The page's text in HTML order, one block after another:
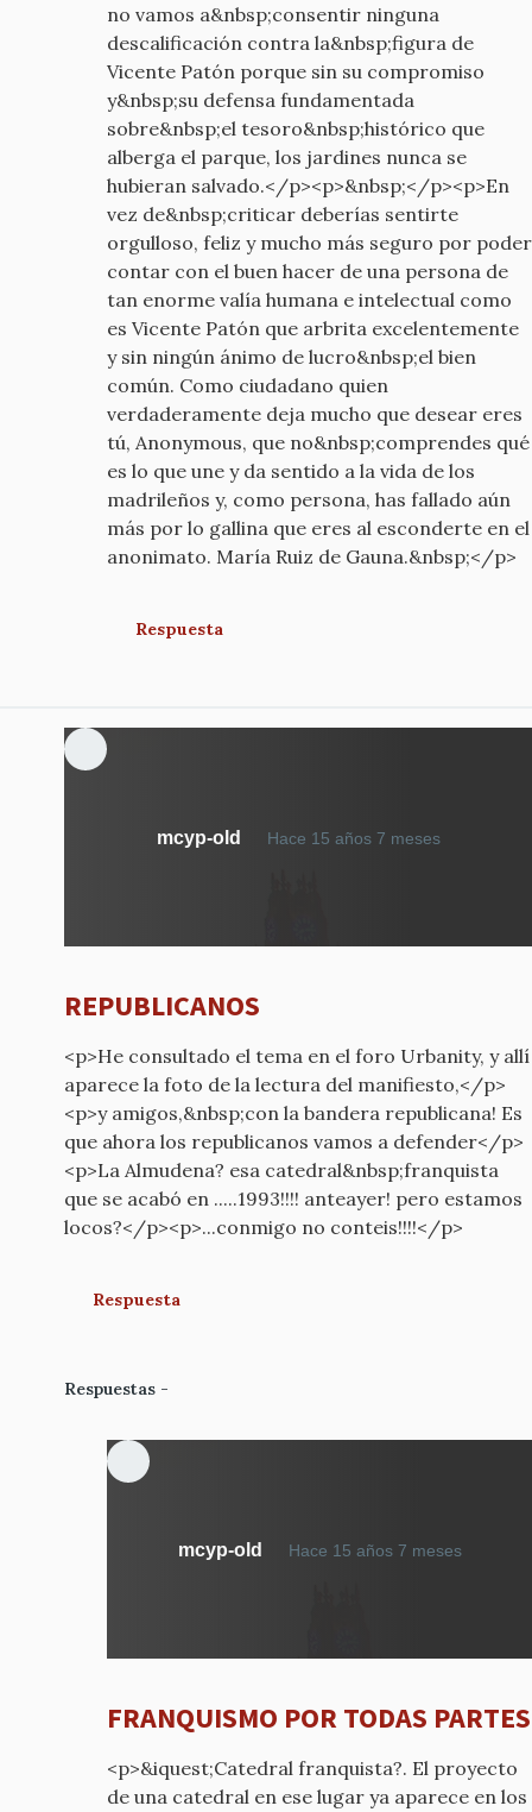
no vamos a&nbsp;consentir ninguna
descalificación contra la&nbsp;figura de
Vicente Patón porque sin su compromiso
y&nbsp;su defensa fundamentada
sobre&nbsp;el tesoro&nbsp;histórico que
alberga el parque, los jardines nunca se
hubieran salvado.</p><p>&nbsp;</p><p>En
vez de&nbsp;criticar deberías sentirte
orgulloso, feliz y mucho más seguro por poder
contar con el buen hacer de una persona de
tan enorme valía humana e intelectual como
es Vicente Patón que arbrita excelentemente
y sin ningún ánimo de lucro&nbsp;el bien
común. Como ciudadano quien
verdaderamente deja mucho que desear eres
tú, Anonymous, que no&nbsp;comprendes qué
es lo que une y da sentido a la vida de los
madrileños y, como persona, has fallado aún
más por lo gallina que eres al esconderte en el
anonimato. María Ruiz de Gauna.&nbsp;</p>
Respuesta
mcyp-old Hace 15 años 7 meses
REPUBLICANOS
<p>He consultado el tema en el foro Urbanity, y allí
aparece la foto de la lectura del manifiesto,</p>
<p>y amigos,&nbsp;con la bandera republicana! Es
que ahora los republicanos vamos a defender</p>
<p>La Almudena? esa catedral&nbsp;franquista
que se acabó en .....1993!!!! anteayer! pero estamos
locos?</p><p>...conmigo no conteis!!!!</p>
Respuesta
Respuestas
mcyp-old Hace 15 años 7 mesesEn
por
old
FRANQUISMO POR TODAS PARTES
<p>&iquest;Catedral franquista?. El proyecto
de una catedral en ese lugar ya aparece en los